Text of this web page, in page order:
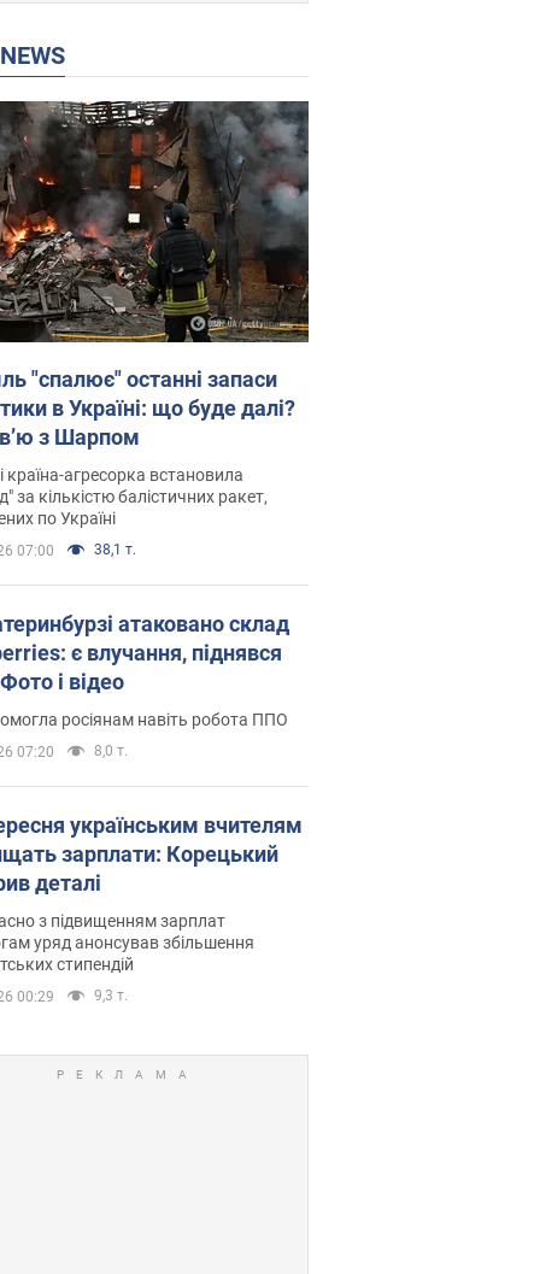
NEWS
"спалює" останні запаси
в Україні: що буде далі?
з Шарпом
країна-агресорка встановила
за кількістю балістичних ракет,
по Україні
07:00 38,1 т.
атаковано склад
є влучання, піднявся
і відео
росіянам навіть робота ППО
07:20 8,0 т.
українським вчителям
зарплати: Корецький
деталі
з підвищенням зарплат
уряд анонсував збільшення
стипендій
00:29 9,3 т.